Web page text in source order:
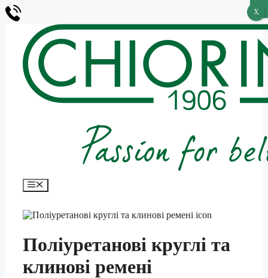
вмісту
Меню
Поліуретанові круглі та
клинові ремені
X
X